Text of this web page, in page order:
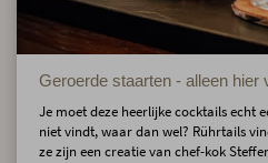
Geroerde staarten - alleen hier
Je moet deze heerlijke cocktails echt
niet vindt, waar dan wel? Rührtails
ze zijn een creatie van chef-kok